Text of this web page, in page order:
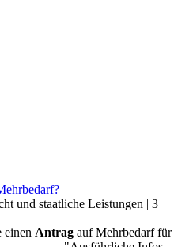
und staatliche Leistungen | 3
einen Antrag auf Mehrbedarf für